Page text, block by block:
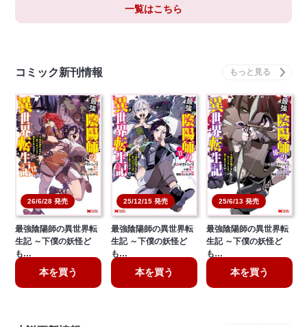
一覧はこちら
コミック新刊情報
26/6/28 発売
最強陰陽師の異世界転
生記 ～下僕の妖怪ど
も…
本を買う
25/12/15 発売
最強陰陽師の異世界転
生記 ～下僕の妖怪ど
も…
本を買う
25/6/13 発売
最強陰陽師の異世界転
生記 ～下僕の妖怪ど
も…
本を買う